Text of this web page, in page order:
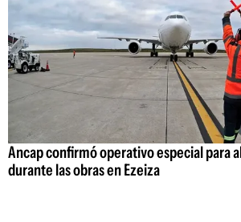
Ancap confirmó operativo especial para
durante las obras en Ezeiza